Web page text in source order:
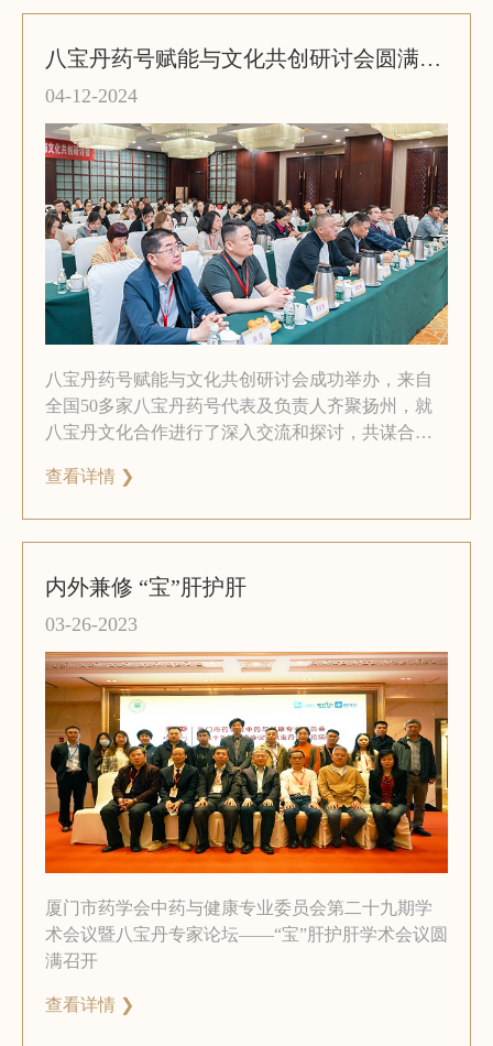
八宝丹药号赋能与文化共创研讨会圆满落幕
04-12-2024
八宝丹药号赋能与文化共创研讨会成功举办，来自
全国50多家八宝丹药号代表及负责人齐聚扬州，就
八宝丹文化合作进行了深入交流和探讨，共谋合作
查看详情 ❯
内外兼修 “宝”肝护肝
03-26-2023
厦门市药学会中药与健康专业委员会第二十九期学
术会议暨八宝丹专家论坛——“宝”肝护肝学术会议圆
满召开
查看详情 ❯